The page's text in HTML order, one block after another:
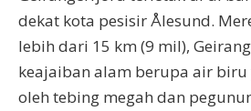
dekat kota pesisir Ålesund.
lebih dari 15 km (9 mil),
keajaiban alam berupa air
oleh tebing megah dan